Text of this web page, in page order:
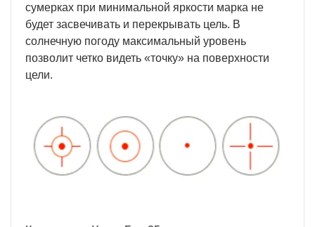
сумерках при минимальной яркости марка не
будет засвечивать и перекрывать цель. В
солнечную погоду максимальный уровень
позволит четко видеть «точку» на поверхности
цели.